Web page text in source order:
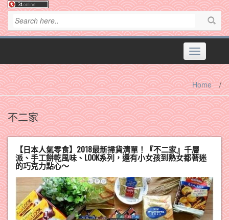
Toggle
navigation
Home /
不二家
【日本人氣零食】2018最新掃貨清單！『不二家』千層
派、手工餅乾風味、LOOK系列，還有小女孩到熟女都著迷
的巧克力點心～